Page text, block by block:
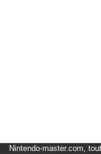
Nintendo-master.com,